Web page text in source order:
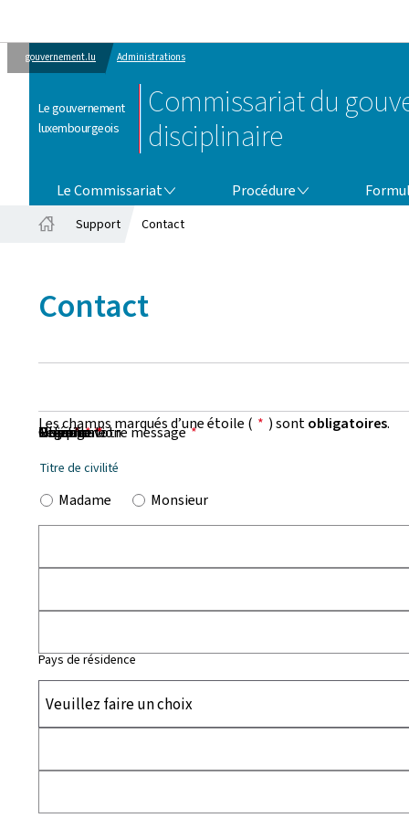
gouvernement.lu Administrations
Le gouvernement
luxembourgeois
Commissariat du
disciplinaire
Le Commissariat Procédure
PROCÉDURE
Support Contact
Contact
Les champs marqués d’une étoile ( * ) sontobligatoires.
Titre de civilité
Madame Monsieur
Prénom *
Nom *
Organisation
Pays de résidence
E-mail *
Téléphone
Objet de votre message *
Message *